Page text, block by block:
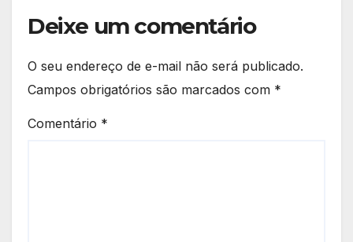
Deixe um comentário
O seu endereço de e-mail não será publicado.
Campos obrigatórios são marcados com *
Comentário *